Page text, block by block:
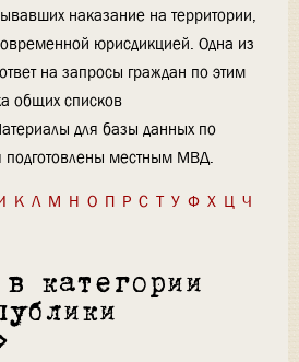
наказание на территории,
юрисдикцией. Одна из
на запросы граждан по этим
общих списков
для базы данных по
подготовлены местным МВД.
К Л М Н О П Р С Т У Ф Х Ц Ч
категории